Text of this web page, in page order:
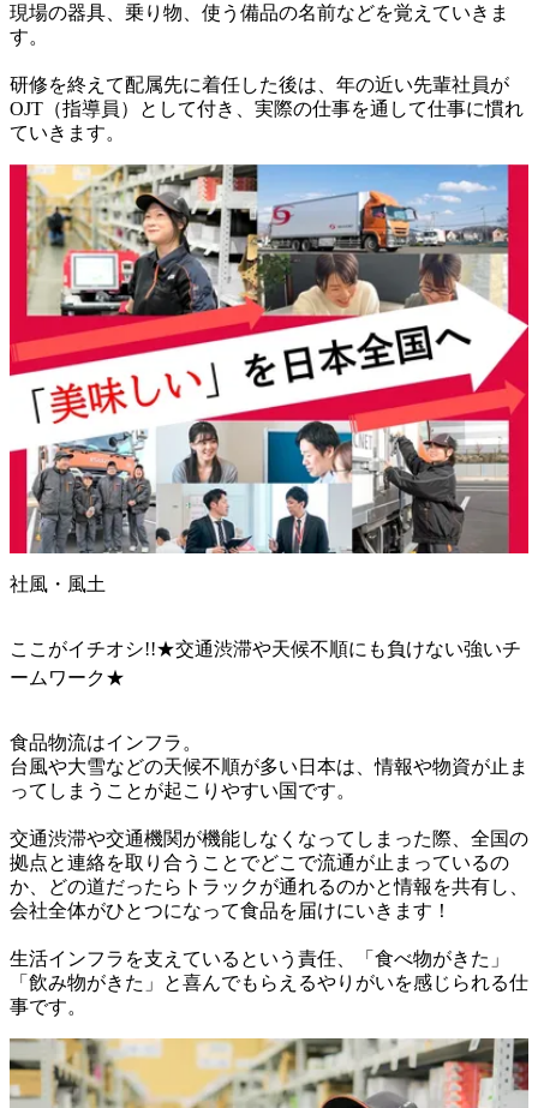
現場の器具、乗り物、使う備品の名前などを覚えていきま
す。
研修を終えて配属先に着任した後は、年の近い先輩社員が
OJT（指導員）として付き、実際の仕事を通して仕事に慣れ
ていきます。
社風・風土
ここがイチオシ!!★交通渋滞や天候不順にも負けない強いチ
ームワーク★
食品物流はインフラ。
台風や大雪などの天候不順が多い日本は、情報や物資が止ま
ってしまうことが起こりやすい国です。
交通渋滞や交通機関が機能しなくなってしまった際、全国の
拠点と連絡を取り合うことでどこで流通が止まっているの
か、どの道だったらトラックが通れるのかと情報を共有し、
会社全体がひとつになって食品を届けにいきます！
生活インフラを支えているという責任、「食べ物がきた」
「飲み物がきた」と喜んでもらえるやりがいを感じられる仕
事です。